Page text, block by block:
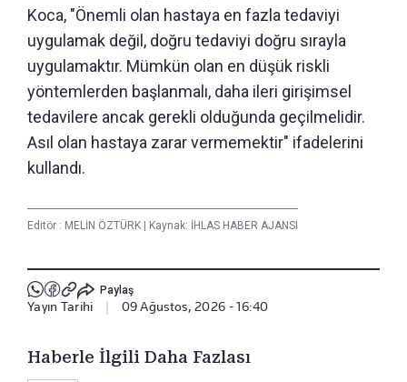
Koca, "Önemli olan hastaya en fazla tedaviyi
uygulamak değil, doğru tedaviyi doğru sırayla
uygulamaktır. Mümkün olan en düşük riskli
yöntemlerden başlanmalı, daha ileri girişimsel
tedavilere ancak gerekli olduğunda geçilmelidir.
Asıl olan hastaya zarar vermemektir" ifadelerini
kullandı.
Editör : MELİN ÖZTÜRK | Kaynak: İHLAS HABER AJANSI
Paylaş
Yayın Tarihi 09 Ağustos, 2026 - 16:40
Haberle İlgili Daha Fazlası